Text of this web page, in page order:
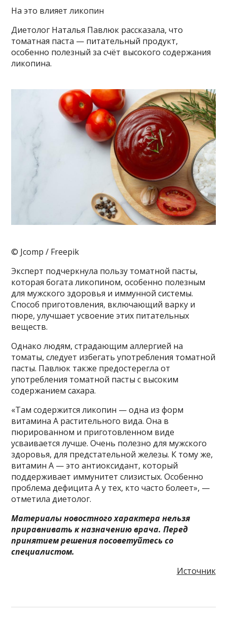
На это влияет ликопин
Диетолог Наталья Павлюк рассказала, что
томатная паста — питательный продукт,
особенно полезный за счёт высокого содержания
ликопина.
© Jcomp / Freepik
Эксперт подчеркнула пользу томатной пасты,
которая богата ликопином, особенно полезным
для мужского здоровья и иммунной системы.
Способ приготовления, включающий варку и
пюре, улучшает усвоение этих питательных
веществ.
Однако людям, страдающим аллергией на
томаты, следует избегать употребления томатной
пасты. Павлюк также предостерегла от
употребления томатной пасты с высоким
содержанием сахара.
«Там содержится ликопин — одна из форм
витамина А растительного вида. Она в
пюрированном и приготовленном виде
усваивается лучше. Очень полезно для мужского
здоровья, для предстательной железы. К тому же,
витамин А — это антиоксидант, который
поддерживает иммунитет слизистых. Особенно
проблема дефицита А у тех, кто часто болеет», —
отметила диетолог.
Материалы новостного характера нельзя
приравнивать к назначению врача. Перед
принятием решения посоветуйтесь со
специалистом.
Источник